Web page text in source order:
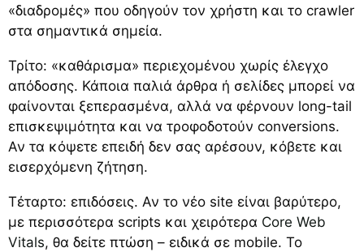
«διαδρομές» που οδηγούν τον χρήστη και το crawler
στα σημαντικά σημεία.
Τρίτο: «καθάρισμα» περιεχομένου χωρίς έλεγχο
απόδοσης. Κάποια παλιά άρθρα ή σελίδες μπορεί να
φαίνονται ξεπερασμένα, αλλά να φέρνουν long-tail
επισκεψιμότητα και να τροφοδοτούν conversions.
Αν τα κόψετε επειδή δεν σας αρέσουν, κόβετε και
εισερχόμενη ζήτηση.
Τέταρτο: επιδόσεις. Αν το νέο site είναι βαρύτερο,
με περισσότερα scripts και χειρότερα Core Web
Vitals, θα δείτε πτώση – ειδικά σε mobile. Το